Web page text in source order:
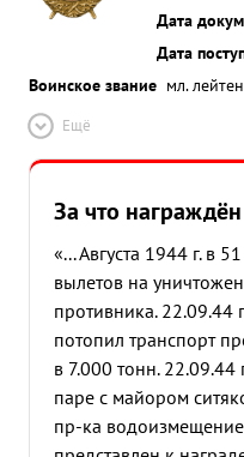
Дата
Дата
Воинское звание мл.
Ещё
За что награждён
«... Августа 1944 г. в
вылетов на
противника. 22.09.44
потопил транспорт
в 7.000 тонн. 22.09.44
паре с майором
пр-ка